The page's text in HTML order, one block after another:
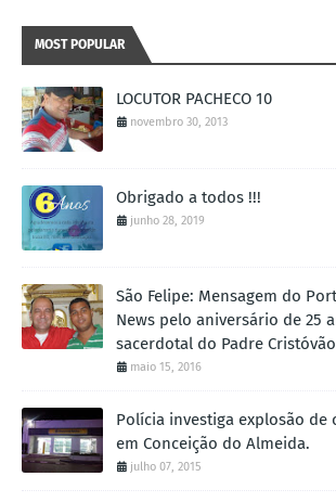
MOST POPULAR
LOCUTOR PACHECO 10
novembro 30, 2013
Obrigado a todos !!!
junho 28, 2019
São Felipe: Mensagem do
News pelo aniversário de 25
sacerdotal do Padre
maio 15, 2016
Polícia investiga explosão de
em Conceição do Almeida.
julho 07, 2015